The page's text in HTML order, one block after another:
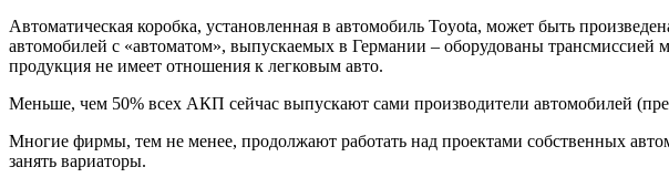
Автоматическая коробка, установленная в автомобиль Toyota, может быть
автомобилей с «автоматом», выпускаемых в Германии – оборудованы
продукция не имеет отношения к легковым авто.
Меньше, чем 50% всех АКП сейчас выпускают сами производители автомобилей
Многие фирмы, тем не менее, продолжают работать над проектами собственных
занять вариаторы.